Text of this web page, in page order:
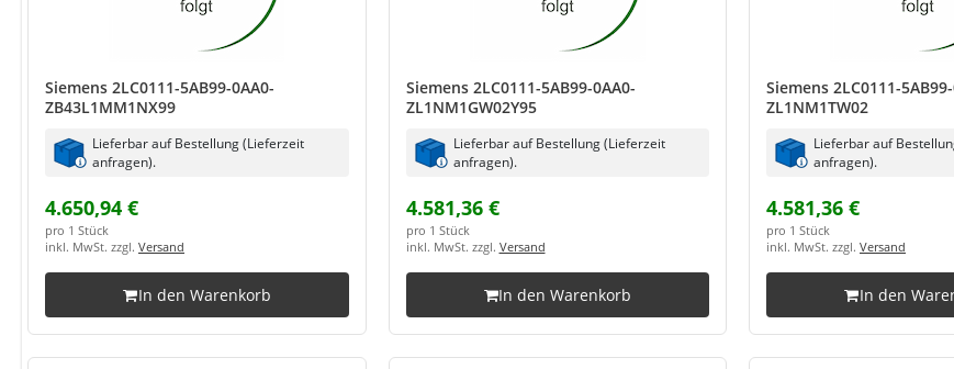
Siemens 2LC0111-5AB99-0AA0-
ZB43L1MM1NX99
Lieferbar auf Bestellung (Lieferzeit
anfragen).
4.650,94 €
pro 1 Stück
inkl. MwSt. zzgl. Versand
In den Warenkorb
Siemens 2LC0111-5AB99-0AA0-
ZL1NM1GW02Y95
Lieferbar auf Bestellung (Lieferzeit
anfragen).
4.581,36 €
pro 1 Stück
inkl. MwSt. zzgl. Versand
In den Warenkorb
Siemens 2LC0111-
ZL1NM1TW02
Lieferbar auf
anfragen).
4.581,36 €
pro 1 Stück
inkl. MwSt. zzgl. Versand
In den